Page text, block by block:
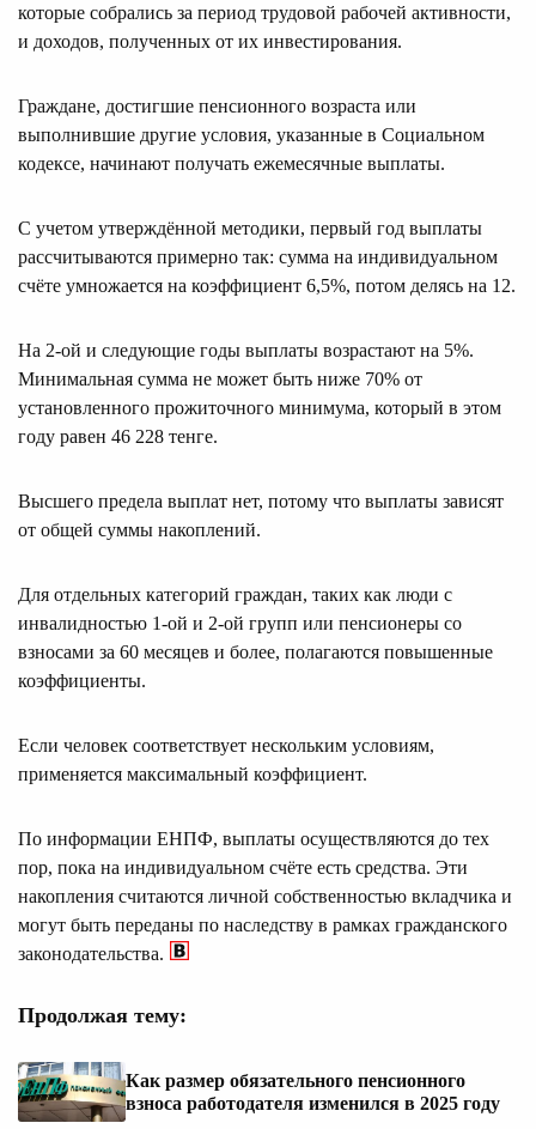
которые собрались за период трудовой рабочей активности,
и доходов, полученных от их инвестирования.
Граждане, достигшие пенсионного возраста или
выполнившие другие условия, указанные в Социальном
кодексе, начинают получать ежемесячные выплаты.
С учетом утверждённой методики, первый год выплаты
рассчитываются примерно так: сумма на индивидуальном
счёте умножается на коэффициент 6,5%, потом делясь на 12.
На 2-ой и следующие годы выплаты возрастают на 5%.
Минимальная сумма не может быть ниже 70% от
установленного прожиточного минимума, который в этом
году равен 46 228 тенге.
Высшего предела выплат нет, потому что выплаты зависят
от общей суммы накоплений.
Для отдельных категорий граждан, таких как люди с
инвалидностью 1-ой и 2-ой групп или пенсионеры со
взносами за 60 месяцев и более, полагаются повышенные
коэффициенты.
Если человек соответствует нескольким условиям,
применяется максимальный коэффициент.
По информации ЕНПФ, выплаты осуществляются до тех
пор, пока на индивидуальном счёте есть средства. Эти
накопления считаются личной собственностью вкладчика и
могут быть переданы по наследству в рамках гражданского
законодательства.
Продолжая тему:
Как размер обязательного пенсионного
взноса работодателя изменился в 2025 году